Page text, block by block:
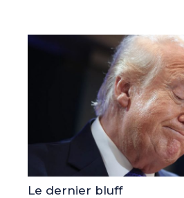
Le dernier bluff